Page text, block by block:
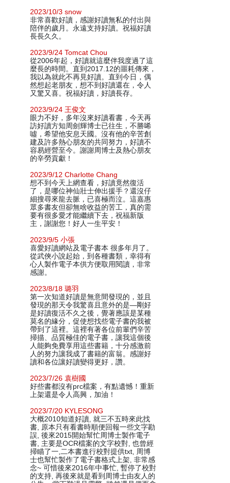
2023/10/3 snow
非常喜歡好讀，感謝好讀無私的付出與
陪伴的歲月。永遠支持好讀。祝福好讀
長長久久。
2023/9/24 Tomcat Chou
從2006年起，好讀就這麼伴我度過了這
麼長的時間。直到2017.12的噩耗傳來，
我以為就此不再見好讀。直到今日，偶
然想起老朋友，想不到好讀還在，令人
又驚又喜。祝福好讀，好讀長存。
2023/9/24 王俊文
眼力不好，多年沒來好讀看書，今天再
訪好讀方知周劍輝博士已往生，不勝唏
噓，希望他安息天國。沒有他的辛苦創
建及許多熱心朋友的共同努力，好讀不
容易經營至今。謝謝周博士及熱心朋友
的辛勞貢獻！
2023/9/12 Charlotte Chang
想不到今天上網查看，好讀竟然復活
了，是哪位神仙壯士伸出援手？還沒仔
細搜尋來龍去脈，已喜極而泣。這嘉惠
眾多書友但卻無啥收益的苦工，真的需
要有很多愛才能繼續下去，祝福新版
主，謝謝您！好人一生平安！
2023/9/5 小張
喜愛好讀網站及電子書本 很多年月了。
從武俠小說起始，到各種書類，幸得有
心人製作電子本供方便取用閱讀，非常
感謝。
2023/8/18 璐羽
第一次知道好讀是無意間發現的，並且
發現的那天令我驚喜且意外的是—剛好
是好讀復活不久之後，覺著應該是某種
莫名的緣分，促使想找些電子書的我被
帶到了這裡。這裡有著各位前輩們辛苦
掃描、品質極佳的電子書，讓我這個後
人能夠免費享用這些書籍，十分感激前
人的努力讓我成了書籍的富翁。感謝好
讀和各位讓好讀變得更好，讚。
2023/7/26 袁樹國
好些書都沒有prc檔案，有點遺憾！重新
上架還是令人高興，加油！
2023/7/20 KYLESONG
大概2010知道好讀, 就三不五時來此找
書, 原本只有看書時順便回報一些文字勘
誤, 後來2015開始幫忙周博士製作電子
書, 主要是OCR檔案的文字校對, 也曾經
掃瞄了一,二本書進行校對提供txt, 周博
士也幫忙製作了電子書格式上架, 非常感
念~ 可惜後來2016年中事忙, 暫停了校對
的支持, 再後來就是看到周博士由友人的